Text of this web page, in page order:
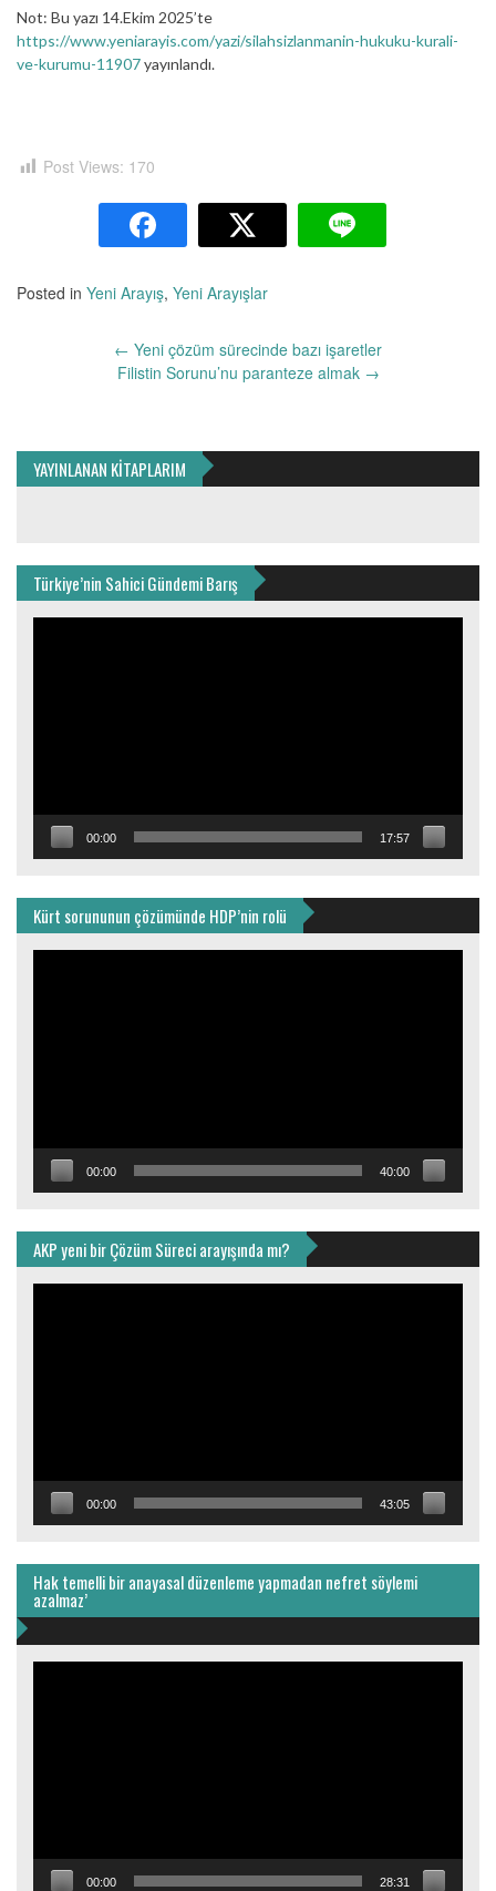
Not: Bu yazı 14.Ekim 2025’te
https://www.yeniarayis.com/yazi/silahsizlanmanin-hukuku-kurali-
ve-kurumu-11907yayınlandı.
Post Views: 170
Posted in Yeni Arayış, Yeni Arayışlar
← Yeni çözüm sürecinde bazı işaretler
Filistin Sorunu’nu paranteze almak →
YAYINLANAN KİTAPLARIM
Türkiye’nin Sahici Gündemi Barış
00:00 17:57
Kürt sorununun çözümünde HDP’nin rolü
00:00 40:00
AKP yeni bir Çözüm Süreci arayışında mı?
00:00 43:05
Hak temelli bir anayasal düzenleme yapmadan nefret söylemi
azalmaz’
00:00 28:31